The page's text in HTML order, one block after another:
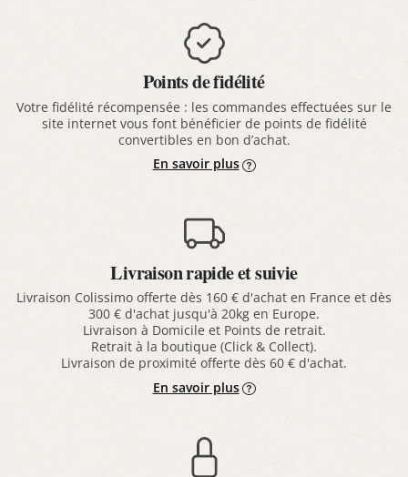
Points de fidélité
Votre fidélité récompensée : les commandes effectuées sur le
site internet vous font bénéficier de points de fidélité
convertibles en bon d’achat.
En savoir plus
Livraison rapide et suivie
Livraison Colissimo offerte dès 160 € d'achat en France et dès
300 € d'achat jusqu'à 20kg en Europe.
Livraison à Domicile et Points de retrait.
Retrait à la boutique (Click & Collect).
Livraison de proximité offerte dès 60 € d'achat.
En savoir plus